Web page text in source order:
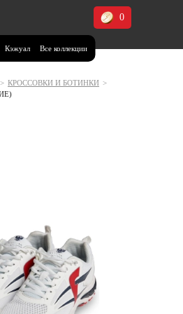
Кэжуал Все коллекции
0
> КРОССОВКИ И БОТИНКИ >